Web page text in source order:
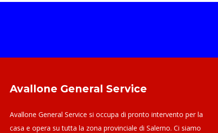
Avallone General Service
Avallone General Service si occupa di pronto intervento per la
casa e opera su tutta la zona provinciale di Salerno. Ci siamo